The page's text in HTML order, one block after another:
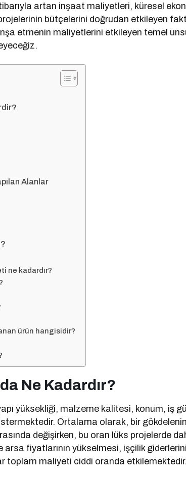
artan inşaat maliyetleri, küresel
bütçelerini doğrudan etkileyen
etmenin maliyetlerini etkileyen temel
Alanlar
ne kadardır?
ürün hangisidir?
Ne Kadardır?
yüksekliği, malzeme kalitesi, konum, iş
Ortalama olarak, bir gökdelenin
değişirken, bu oran lüks projelerde
fiyatlarının yükselmesi, işçilik
toplam maliyeti ciddi oranda etkilemektedir.